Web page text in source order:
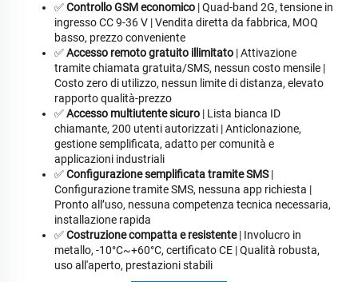
✅Controllo GSM economico | Quad-band 2G, tensione in
ingresso CC 9-36 V | Vendita diretta da fabbrica, MOQ
basso, prezzo conveniente
✅Accesso remoto gratuito illimitato | Attivazione
tramite chiamata gratuita/SMS, nessun costo mensile |
Costo zero di utilizzo, nessun limite di distanza, elevato
rapporto qualità-prezzo
✅Accesso multiutente sicuro | Lista bianca ID
chiamante, 200 utenti autorizzati | Anticlonazione,
gestione semplificata, adatto per comunità e
applicazioni industriali
✅Configurazione semplificata tramite SMS|
Configurazione tramite SMS, nessuna app richiesta |
Pronto all’uso, nessuna competenza tecnica necessaria,
installazione rapida
✅Costruzione compatta e resistente| Involucro in
metallo, -10°C~+60°C, certificato CE | Qualità robusta,
uso all'aperto, prestazioni stabili